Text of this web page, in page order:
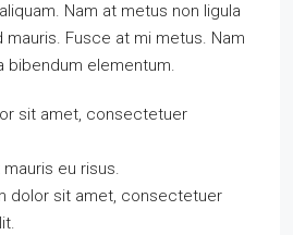
Nam at metus non ligula
Fusce at mi metus. Nam
bibendum elementum.
sit amet, consectetuer
eu risus.
dolor sit amet, consectetuer